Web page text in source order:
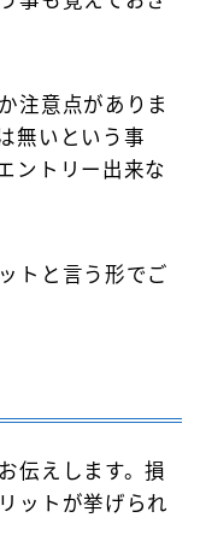
注意点がありま
無いという事
ントリー出来な
トと言う形でご
伝えします。損
ットが挙げられ